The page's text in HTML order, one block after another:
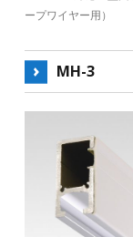
ープワイヤー用）
MH-3